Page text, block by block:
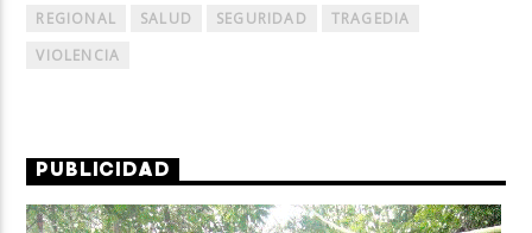
REGIONAL
SALUD SEGURIDAD
TRAGEDIA
VIOLENCIA
PUBLICIDAD